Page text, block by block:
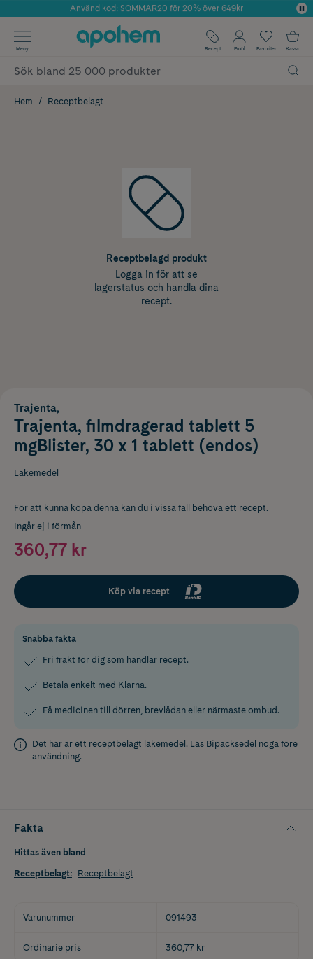
Årets Butik 2025 inom Skönhet
Använd kod: SOMMAR20 för 20% över 649kr
✓ Fri frakt
✓ Poäng på alla köp*
Meny Recept Profil Favoriter Kassa
Hem Receptbelagt
Receptbelagd produkt
Logga in för att se
lagerstatus och handla dina
recept.
Trajenta,
Trajenta, filmdragerad tablett 5
mgBlister, 30 x 1 tablett (endos)
Läkemedel
För att kunna köpa denna kan du i vissa fall behöva ett recept.
Ingår ej i förmån
360,77 kr
Köp via recept
Snabba fakta
Fri frakt för dig som handlar recept.
Betala enkelt med Klarna.
Få medicinen till dörren, brevlådan eller närmaste ombud.
Det här är ett receptbelagt läkemedel. Läs Bipacksedel noga före
användning.
Fakta
Hittas även bland
Receptbelagt: Receptbelagt
Varunummer 091493
Ordinarie pris 360,77 kr